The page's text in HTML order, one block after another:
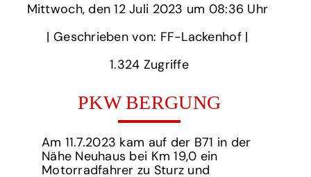
Mittwoch,
‎| Geschrieben von: FF-Lackenhof | ‎
1.324‏‏‎ ‎Zugriffe
PKW BERGUNG
Am 11.7.2023 kam auf der B71 in der
Nähe Neuhaus bei Km 19,0 ein
Motorradfahrer zu Sturz und